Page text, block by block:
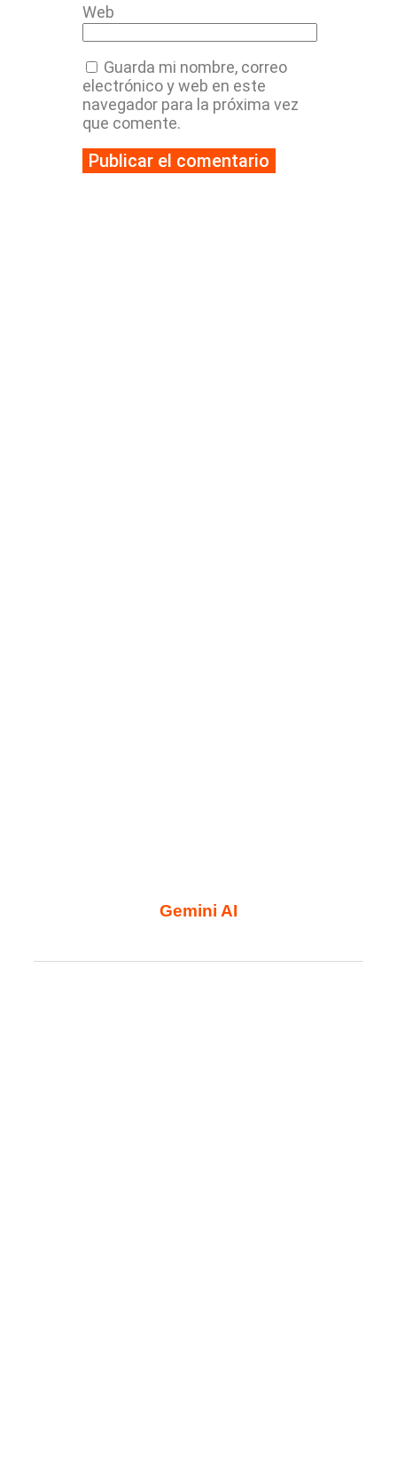
Web
Guarda mi nombre, correo
electrónico y web en este
navegador para la próxima vez
que comente.
Gemini AI